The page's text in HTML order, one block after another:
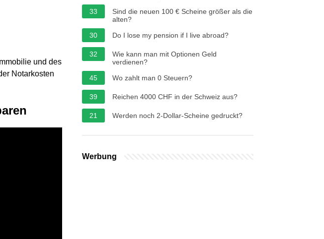
und des
Notarkosten
33
Sind die neuen 100 € Scheine größer als die
alten?
30
Do I lose my pension if I live abroad?
32
Wie kann man mit Optionen Geld
verdienen?
45
Wo zahlt man 0 Steuern?
39 Reichen 4000 CHF in der Schweiz aus?
21 Werden noch 2-Dollar-Scheine gedruckt?
Werbung